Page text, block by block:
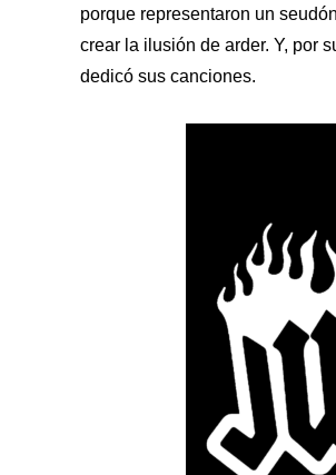
porque representaron un
crear la ilusión de arder. Y, por
dedicó sus canciones.